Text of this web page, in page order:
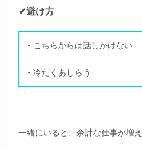
✔避け方
・こちらからは話しかけない
・冷たくあしらう
一緒にいると、余計な仕事が増